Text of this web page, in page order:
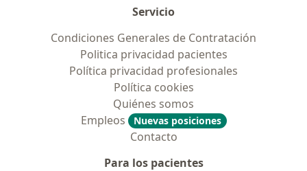
Servicio
Condiciones Generales de Contratación
Politica privacidad pacientes
Política privacidad profesionales
Política cookies
Quiénes somos
Empleos
Nuevas posiciones
Contacto
Para los pacientes